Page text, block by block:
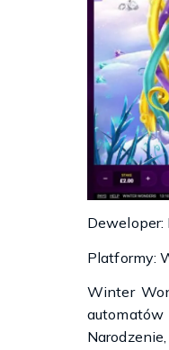
Deweloper:
Platformy:
Winter